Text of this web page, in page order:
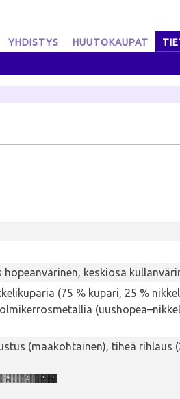
YHDISTYS HUUTOKAUPAT
hopeanvärinen, keskiosa
(75 % kupari, 25 %
(maakohtainen), tiheä rihlaus